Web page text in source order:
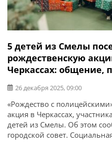
5 детей из Смелы
рождественскую
Черкассах: общение,
26 декабря 2025, 09:00
«Рождество с
акция в Черкассах,
детей из Смелы. Об этом
городской совет.